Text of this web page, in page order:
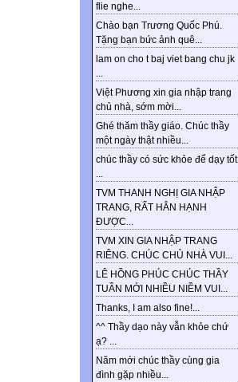
flie nghe...
Chào bạn Trương Quốc Phú.
Tặng bạn bức ảnh quê...
lam on cho t baj viet bang chu jk
...
Việt Phương xin gia nhập trang
chủ nhà, sớm mời...
Ghé thăm thầy giáo. Chúc thầy
một ngày thật nhiều...
chúc thầy có sức khỏe để dạy tốt
...
TVM THANH NGHỊ GIA NHẬP
TRANG, RẤT HÂN HẠNH
ĐƯỢC...
TVM XIN GIA NHẬP TRANG
RIÊNG. CHÚC CHỦ NHÀ VUI...
LÊ HỒNG PHÚC CHÚC THẦY
TUẦN MỚI NHIỀU NIỀM VUI...
Thanks, I am also fine!...
^^ Thầy dạo này vẫn khỏe chứ
ạ? ...
Năm mới chúc thầy cùng gia
đình gặp nhiều...